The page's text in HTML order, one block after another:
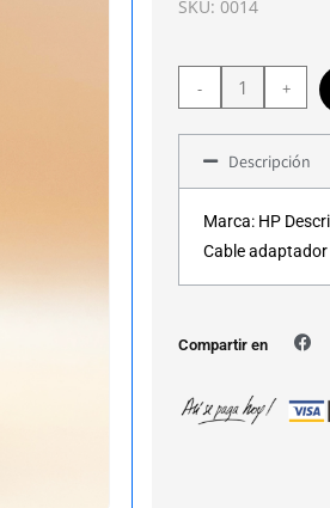
SKU: 0014
- +
Descripción
Marca: HP
Cable adaptador
Compartir en